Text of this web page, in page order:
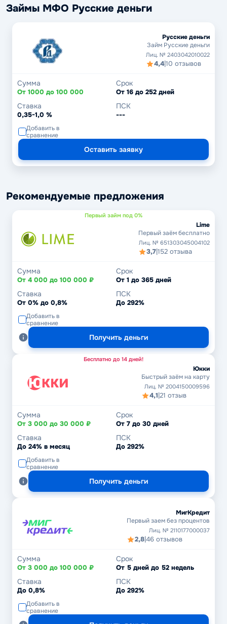
Займы МФО Русские деньги
Русские деньги
Займ Русские деньги
Лиц. № 2403042010022
4,4|10 отзывов
Сумма
От 1000 до 100 000
Срок
От 16 до 252 дней
Ставка
0,35-1,0 %
ПСК
---
Добавить в
сравнение
Оставить заявку
Рекомендуемые предложения
Первый займ под 0%
Lime
Первый заём бесплатно
Лиц. № 651303045004102
3,7|152 отзыва
Сумма
От 4 000 до 100 000 ₽
Срок
От 1 до 365 дней
Ставка
От 0% до 0,8%
ПСК
До 292%
Добавить в
сравнение
Получить деньги
Бесплатно до 14 дней!
Юкки
Быстрый заём на карту
Лиц. № 2004150009596
4,1|21 отзыв
Сумма
От 3 000 до 30 000 ₽
Срок
От 7 до 30 дней
Ставка
До 24% в месяц
ПСК
До 292%
Добавить в
сравнение
Получить деньги
МигКредит
Первый заем без процентов
Лиц. № 2110177000037
2,8|46 отзывов
Сумма
От 3 000 до 100 000 ₽
Срок
От 5 дней до 52 недель
Ставка
До 0,8%
ПСК
До 292%
Добавить в
сравнение